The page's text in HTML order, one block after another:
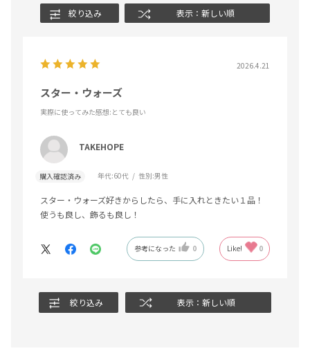
絞り込み 表示：新しい順
2026.4.21
スター・ウォーズ
実際に使ってみた感想:とても良い
TAKEHOPE
購入確認済み 年代:60代 性別:男性
スター・ウォーズ好きからしたら、手に入れときたい１品！
使うも良し、飾るも良し！
参考になった 0 Like! 0
絞り込み 表示：新しい順